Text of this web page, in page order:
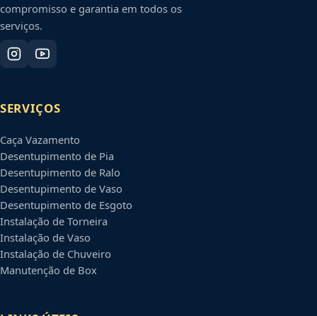
compromisso e garantia em todos os
serviços.
SERVIÇOS
Caça Vazamento
Desentupimento de Pia
Desentupimento de Ralo
Desentupimento de Vaso
Desentupimento de Esgoto
Instalação de Torneira
Instalação de Vaso
Instalação de Chuveiro
Manutenção de Box